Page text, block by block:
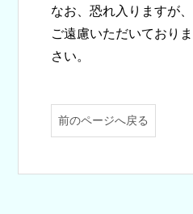
なお、恐れ入りますが
ご遠慮いただいており
さい。
前のページへ戻る